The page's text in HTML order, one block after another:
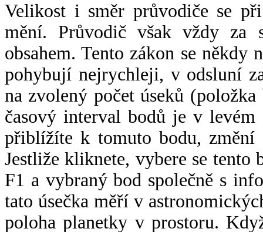
Velikost i směr průvodiče se
mění. Průvodič však vždy za
obsahem. Tento zákon se někdy
pohybují nejrychleji, v odsluní
na zvolený počet úseků
časový interval bodů je v
přiblížíte k tomuto bodu,
Jestliže kliknete, vybere se tento
F1 a vybraný bod společně s
tato úsečka měří v
poloha planetky v prostoru.